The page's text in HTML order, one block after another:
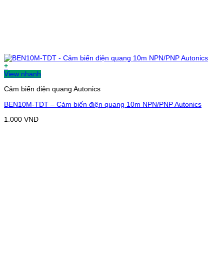
+
View nhanh
Cảm biến điện quang Autonics
BEN10M-TDT – Cảm biến điện quang 10m NPN/PNP Autonics
1.000 VNĐ